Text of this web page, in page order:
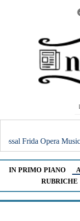
nei Teatri di Reggio
IN PRIMO PIANO
RUBRICHE